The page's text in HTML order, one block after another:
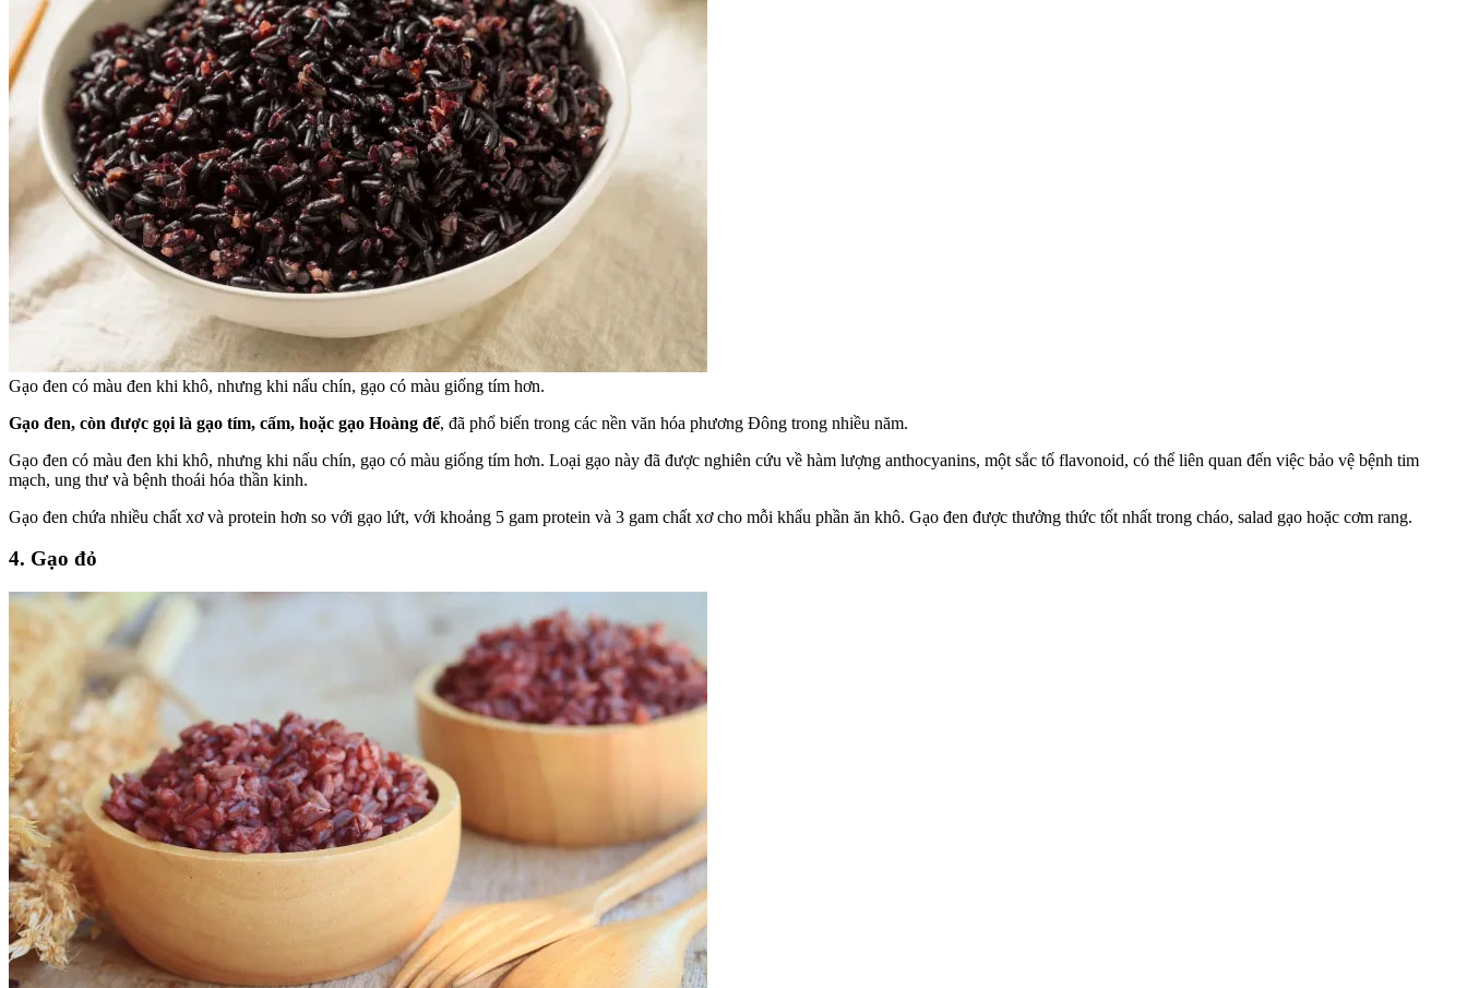
Gạo đen có màu đen khi khô, nhưng khi nấu chín, gạo có màu giống tím hơn.
Gạo đen, còn được gọi là gạo tím, cấm, hoặc gạo Hoàng đế, đã phổ biến trong các nền văn hóa phương Đông trong nhiều năm.
Gạo đen có màu đen khi khô, nhưng khi nấu chín, gạo có màu giống tím hơn. Loại gạo này đã được nghiên cứu về hàm lượng anthocyanins, một sắc tố flavonoid, có thể liên quan đến việc bảo vệ bệnh tim
mạch, ung thư và bệnh thoái hóa thần kinh.
Gạo đen chứa nhiều chất xơ và protein hơn so với gạo lứt, với khoảng 5 gam protein và 3 gam chất xơ cho mỗi khẩu phần ăn khô. Gạo đen được thưởng thức tốt nhất trong cháo, salad gạo hoặc cơm rang.
4. Gạo đỏ